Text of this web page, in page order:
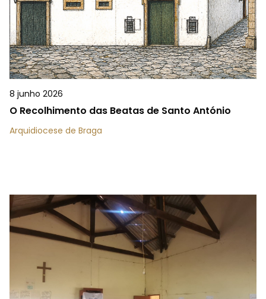
8 junho 2026
O Recolhimento das Beatas de Santo António
Arquidiocese de Braga